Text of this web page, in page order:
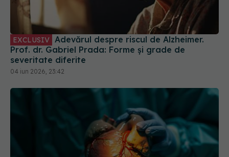
EXCLUSIV
Prof. dr. Gabriel Prada: Forme și grade de
severitate diferite
04 iun 2026, 23:42